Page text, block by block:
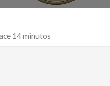
14 minutos